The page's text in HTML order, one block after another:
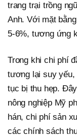
trang trại trồng
Anh. Với mặt
5-6%, tương ứng
Trong khi chi phí
tương lại suy yếu,
tục bị thu hẹp.
nông nghiệp Mỹ
hán, chi phí sản
các chính sách